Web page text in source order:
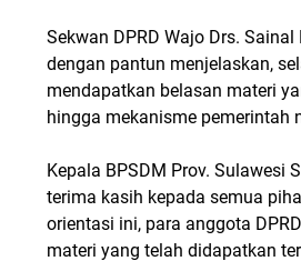
Sekwan DPRD Wajo Drs.
dengan pantun menjelaskan,
mendapatkan belasan materi
hingga mekanisme pemerintah
Kepala BPSDM Prov. Sulawesi
terima kasih kepada semua
orientasi ini, para anggota
materi yang telah didapatkan